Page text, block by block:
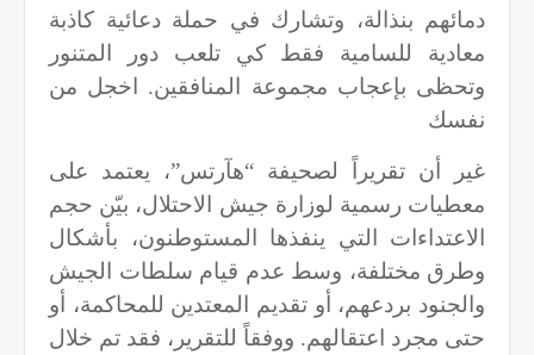
دمائهم بنذالة، وتشارك في حملة دعائية كاذبة
معادية للسامية فقط كي تلعب دور المتنور
وتحظى بإعجاب مجموعة المنافقين. اخجل من
نفسك
غير أن تقريراً لصحيفة “هآرتس”، يعتمد على
معطيات رسمية لوزارة جيش الاحتلال، بيّن حجم
الاعتداءات التي ينفذها المستوطنون، بأشكال
وطرق مختلفة، وسط عدم قيام سلطات الجيش
والجنود بردعهم، أو تقديم المعتدين للمحاكمة، أو
حتى مجرد اعتقالهم. ووفقاً للتقرير، فقد تم خلال